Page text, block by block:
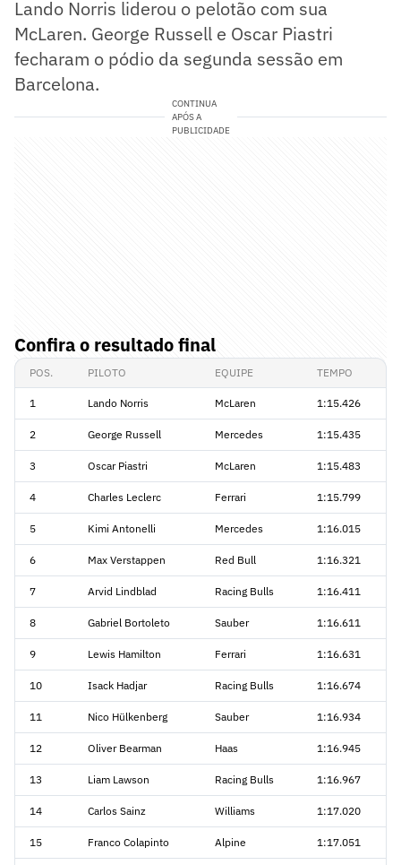
Lando Norris liderou o pelotão com sua
McLaren. George Russell e Oscar Piastri
fecharam o pódio da segunda sessão em
Barcelona.
CONTINUA
APÓS A
PUBLICIDADE
Confira o resultado final
POS. PILOTO EQUIPE TEMPO
1 Lando Norris McLaren 1:15.426
2 George Russell Mercedes 1:15.435
3 Oscar Piastri McLaren 1:15.483
4 Charles Leclerc Ferrari 1:15.799
5 Kimi Antonelli Mercedes 1:16.015
6 Max Verstappen Red Bull 1:16.321
7 Arvid Lindblad Racing Bulls 1:16.411
8 Gabriel Bortoleto Sauber 1:16.611
9 Lewis Hamilton Ferrari 1:16.631
10 Isack Hadjar Racing Bulls 1:16.674
11 Nico Hülkenberg Sauber 1:16.934
12 Oliver Bearman Haas 1:16.945
13 Liam Lawson Racing Bulls 1:16.967
14 Carlos Sainz Williams 1:17.020
15 Franco Colapinto Alpine 1:17.051